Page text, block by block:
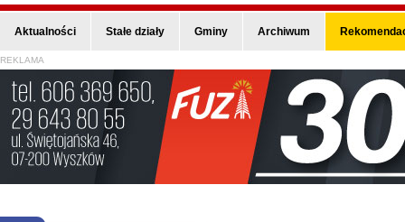
Aktualności Stałe działy Gminy Archiwum
REKLAMA